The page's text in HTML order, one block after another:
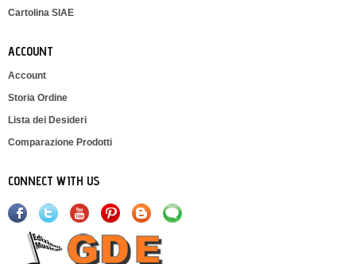
Cartolina SIAE
ACCOUNT
Account
Storia Ordine
Lista dei Desideri
Comparazione Prodotti
CONNECT WITH US